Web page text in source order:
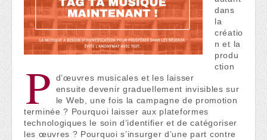
P
dans
la
créatio
n et la
produ
ction
d’œuvres musicales et les laisser
ensuite devenir graduellement invisibles sur
le Web, une fois la campagne de promotion
terminée ? Pourquoi laisser aux plateformes
technologiques le soin d’identifier et de catégoriser
les œuvres ? Pourquoi s’insurger d’une part contre